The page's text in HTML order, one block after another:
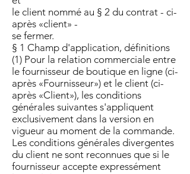
le client nommé au § 2 du contrat - ci-
après «client» -
se fermer.
§ 1 Champ d'application, définitions
(1) Pour la relation commerciale entre
le fournisseur de boutique en ligne (ci-
après «Fournisseur») et le client (ci-
après «Client»), les conditions
générales suivantes s'appliquent
exclusivement dans la version en
vigueur au moment de la commande.
Les conditions générales divergentes
du client ne sont reconnues que si le
fournisseur accepte expressément